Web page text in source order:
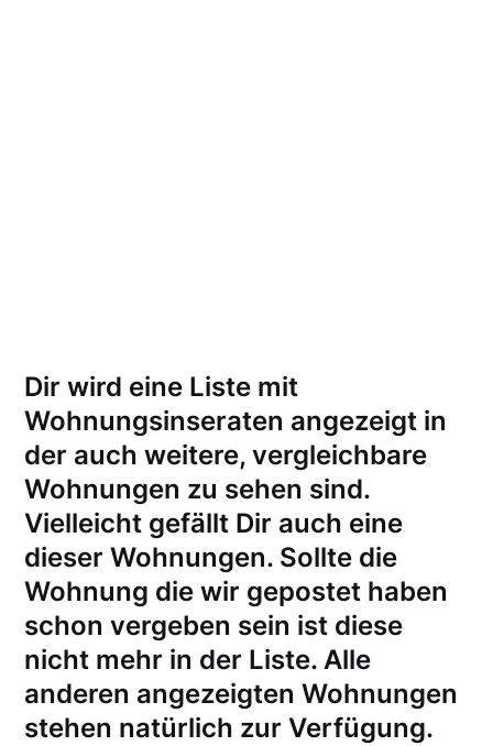
Dir wird eine Liste mit
Wohnungsinseraten angezeigt in
der auch weitere, vergleichbare
Wohnungen zu sehen sind.
Vielleicht gefällt Dir auch eine
dieser Wohnungen. Sollte die
Wohnung die wir gepostet haben
schon vergeben sein ist diese
nicht mehr in der Liste. Alle
anderen angezeigten Wohnungen
stehen natürlich zur Verfügung.